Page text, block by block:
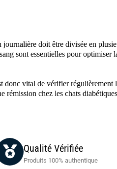
doit être divisée en
sont essentielles pour
vital de vérifier
rémission chez les chats
Qualité Vérifiée
Produits 100% authentique